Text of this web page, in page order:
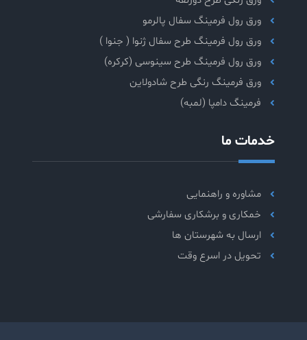
ورق رول فرمینگ سفال پالرمو
ورق رول فرمینگ طرح سفال ژنوا ( جنوا )
ورق رول فرمینگ طرح سینوسی (کرکره)
ورق فرمینگ رنگی طرح شادولاین
فرمینگ دامپا (لمبه)
خدمات ما
مشاوره و راهنمایی
خمکاری و برشکاری سفارشی
ارسال به شهرستان ها
تحویل در اسرع وقت